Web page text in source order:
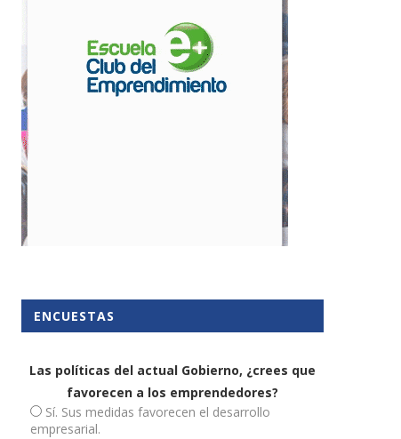
Cómo se prescinde legalmente
Grupo KAIRÓS pone en
KAIRÓS Ventures, su...
3 marzo, 2020
ENCUESTAS
Las políticas del actual Gobierno, ¿crees que
favorecen a los emprendedores?
Sí. Sus medidas favorecen el desarrollo
empresarial.